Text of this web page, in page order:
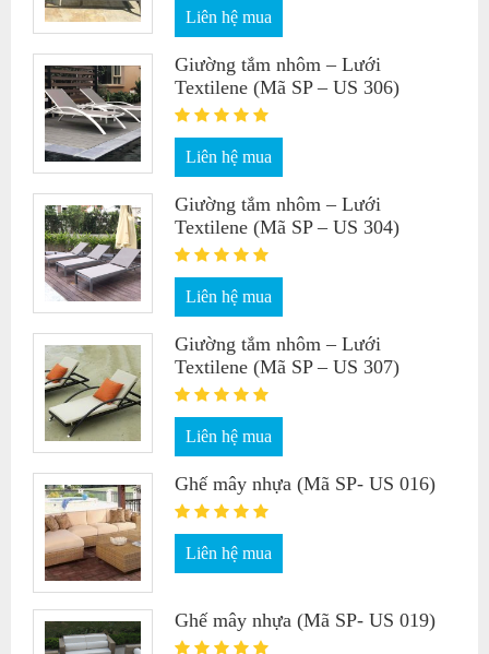
Liên hệ mua
Giường tắm nhôm – Lưới
Textilene (Mã SP – US 306)
Liên hệ mua
Giường tắm nhôm – Lưới
Textilene (Mã SP – US 304)
Liên hệ mua
Giường tắm nhôm – Lưới
Textilene (Mã SP – US 307)
Liên hệ mua
Ghế mây nhựa (Mã SP- US 016)
Liên hệ mua
Ghế mây nhựa (Mã SP- US 019)